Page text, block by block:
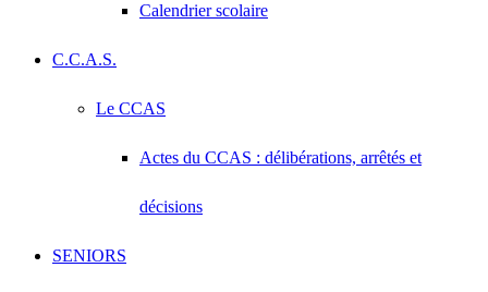
Calendrier scolaire
C.C.A.S.
Le CCAS
Actes du CCAS : délibérations, arrêtés et
décisions
SENIORS